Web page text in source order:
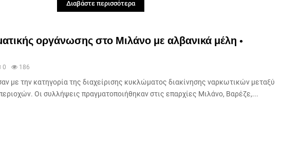
Διαβάστε περισσότερα
οργάνωσης στο Μιλάνο με αλβανικά μέλη •
0 186
με την κατηγορία της διαχείρισης κυκλώματος διακίνησης ναρκωτικών μεταξύ
Οι συλλήψεις πραγματοποιήθηκαν στις επαρχίες Μιλάνο, Βαρέζε,...